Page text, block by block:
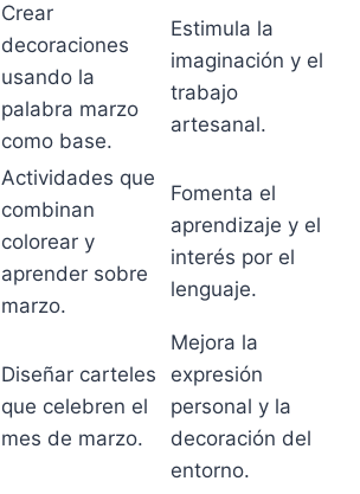
Crear
decoraciones
usando la
palabra marzo
como base.
Estimula la
imaginación y el
trabajo
artesanal.
Actividades que
combinan
colorear y
aprender sobre
marzo.
Fomenta el
aprendizaje y el
interés por el
lenguaje.
Diseñar carteles
que celebren el
mes de marzo.
Mejora la
expresión
personal y la
decoración del
entorno.